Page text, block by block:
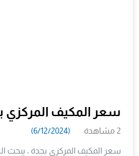
سعر المكيف المركزي
2 مشاهدة (6/12/2024)
سعر المكيف المركزي بجدة ، يبحث